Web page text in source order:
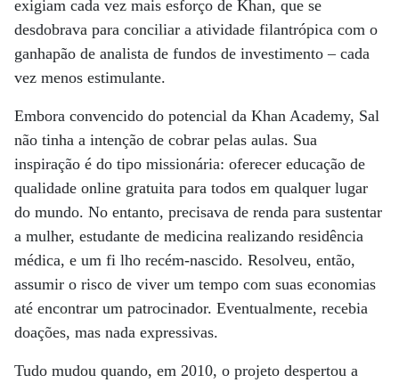
exigiam cada vez mais esforço de Khan, que se
desdobrava para conciliar a atividade filantrópica com o
ganhapão de analista de fundos de investimento – cada
vez menos estimulante.
Embora convencido do potencial da Khan Academy, Sal
não tinha a intenção de cobrar pelas aulas. Sua
inspiração é do tipo missionária: oferecer educação de
qualidade online gratuita para todos em qualquer lugar
do mundo. No entanto, precisava de renda para sustentar
a mulher, estudante de medicina realizando residência
médica, e um fi lho recém-nascido. Resolveu, então,
assumir o risco de viver um tempo com suas economias
até encontrar um patrocinador. Eventualmente, recebia
doações, mas nada expressivas.
Tudo mudou quando, em 2010, o projeto despertou a